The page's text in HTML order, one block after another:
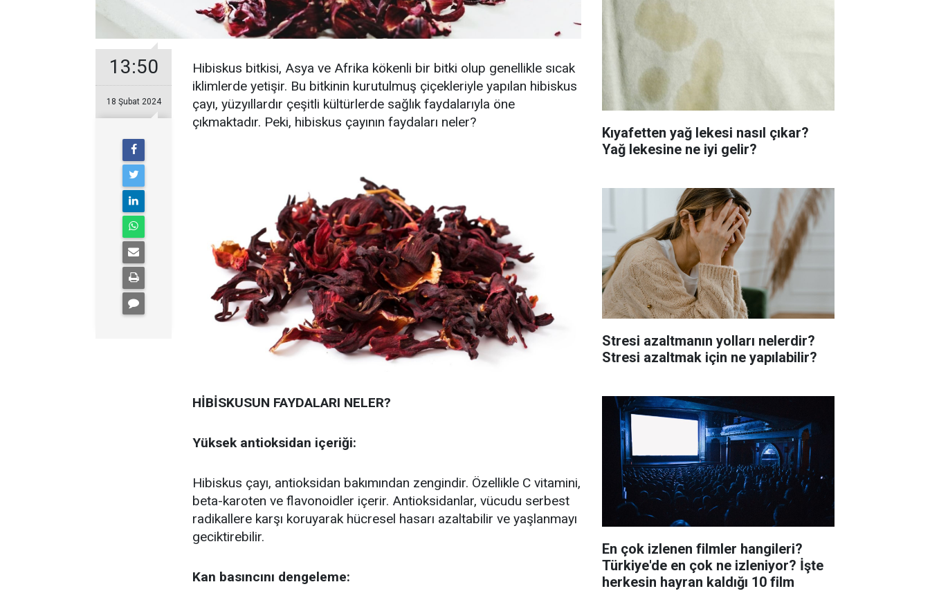
13:50
18 Şubat 2024
Hibiskus bitkisi, Asya ve Afrika kökenli bir bitki olup genellikle sıcak
iklimlerde yetişir. Bu bitkinin kurutulmuş çiçekleriyle yapılan hibiskus
çayı, yüzyıllardır çeşitli kültürlerde sağlık faydalarıyla öne
çıkmaktadır. Peki, hibiskus çayının faydaları neler?
HİBİSKUSUN FAYDALARI NELER?
Yüksek antioksidan içeriği:
Hibiskus çayı, antioksidan bakımından zengindir. Özellikle C vitamini,
beta-karoten ve flavonoidler içerir. Antioksidanlar, vücudu serbest
radikallere karşı koruyarak hücresel hasarı azaltabilir ve yaşlanmayı
geciktirebilir.
Kan basıncını dengeleme:
Kıyafetten yağ lekesi nasıl çıkar?
Yağ lekesine ne iyi gelir?
Stresi azaltmanın yolları nelerdir?
Stresi azaltmak için ne yapılabilir?
En çok izlenen filmler hangileri?
Türkiye'de en çok ne izleniyor? İşte
herkesin hayran kaldığı 10 film